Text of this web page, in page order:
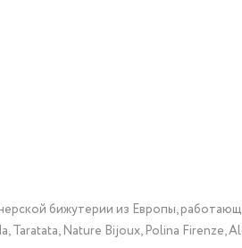
бижутерии из Европы,
Taratata, Nature Bijoux, Polina Firenze,